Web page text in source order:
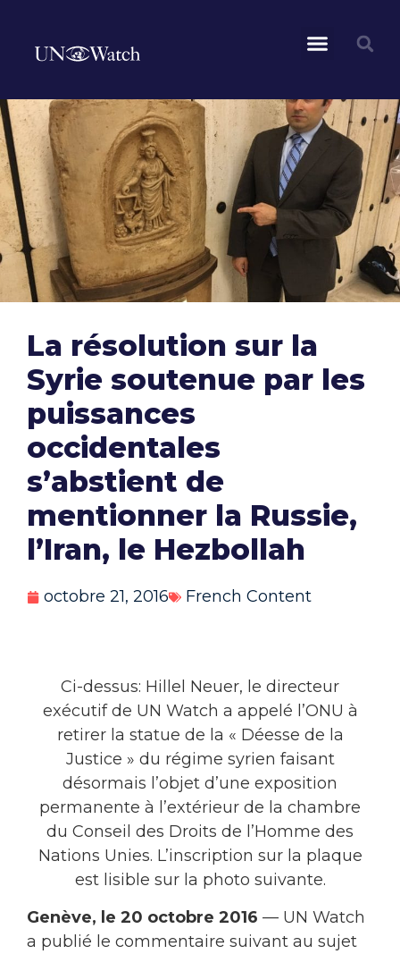
La résolution sur la
Syrie soutenue par les
puissances
occidentales
s’abstient de
mentionner la Russie,
l’Iran, le Hezbollah
octobre 21, 2016 French Content
Ci-dessus: Hillel Neuer, le directeur
exécutif de UN Watch a appelé l’ONU à
retirer la statue de la « Déesse de la
Justice » du régime syrien faisant
désormais l’objet d’une exposition
permanente à l’extérieur de la chambre
du Conseil des Droits de l’Homme des
Nations Unies. L’inscription sur la plaque
est lisible sur la photo suivante.
Genève, le 20 octobre 2016 — UN Watch
a publié le commentaire suivant au sujet